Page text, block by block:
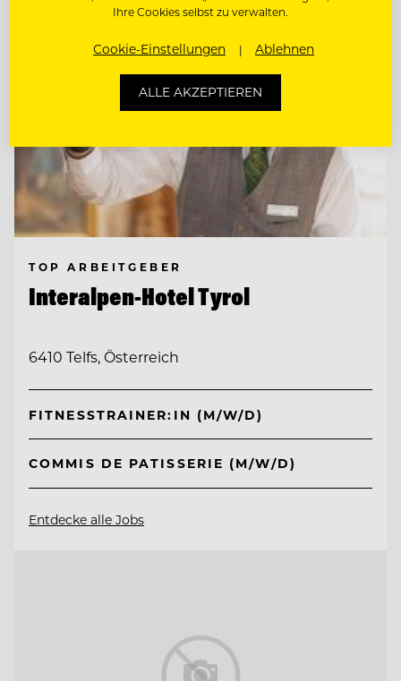
TOP ARBEITGEBER
Interalpen-Hotel Tyrol
6410 Telfs, Österreich
FITNESSTRAINER:IN (M/W/D)
COMMIS DE PATISSERIE (M/W/D)
Entdecke alle Jobs
Ihre Cookies selbst zu verwalten.
Cookie-Einstellungen Ablehnen
ALLE AKZEPTIEREN